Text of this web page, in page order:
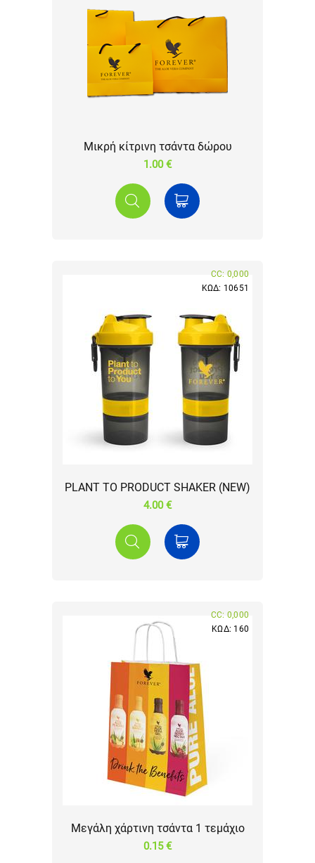
Μικρή κίτρινη τσάντα δώρου
1.00 €
PLANT TO PRODUCT SHAKER (NEW)
4.00 €
ΚΩΔ: 10651
CC: 0,000
Μεγάλη χάρτινη τσάντα 1 τεμάχιο
0.15 €
ΚΩΔ: 160
CC: 0,000